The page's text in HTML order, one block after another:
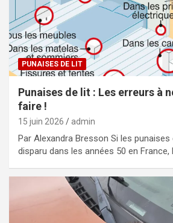
PUNAISES DE LIT
Punaises de lit : Les erreurs à
faire !
15 juin 2026 admin
Par Alexandra Bresson Si les punaises
disparu dans les années 50 en